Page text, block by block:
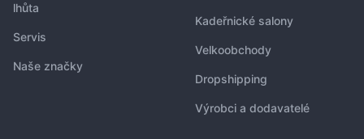
lhůta
Servis
Naše značky
Kadeřnické salony
Velkoobchody
Dropshipping
Výrobci a dodavatelé